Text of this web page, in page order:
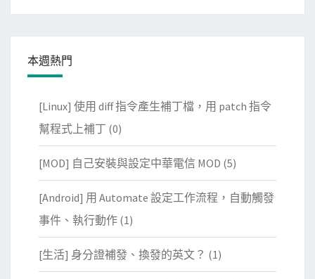
本週熱門
[Linux] 使用 diff 指令產生補丁檔，用 patch 指令
幫程式上補丁 (0)
[MOD] 自己安裝與設定中華電信 MOD (5)
[Android] 用 Automate 設定工作流程，自動觸發
事件、執行動作 (1)
[生活] 身分證補發、換發的英文？ (1)